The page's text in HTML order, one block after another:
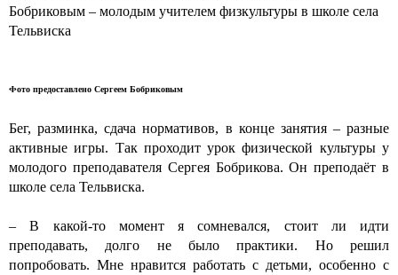
Бобриковым – молодым учителем физкультуры в школе села
Тельвиска
Фото предоставлено Сергеем Бобриковым
Бег, разминка, сдача нормативов, в конце занятия – разные
активные игры. Так проходит урок физической культуры у
молодого преподавателя Сергея Бобрикова. Он преподаёт в
школе села Тельвиска.
– В какой-то момент я сомневался, стоит ли идти
преподавать, долго не было практики. Но решил
попробовать. Мне нравится работать с детьми, особенно с